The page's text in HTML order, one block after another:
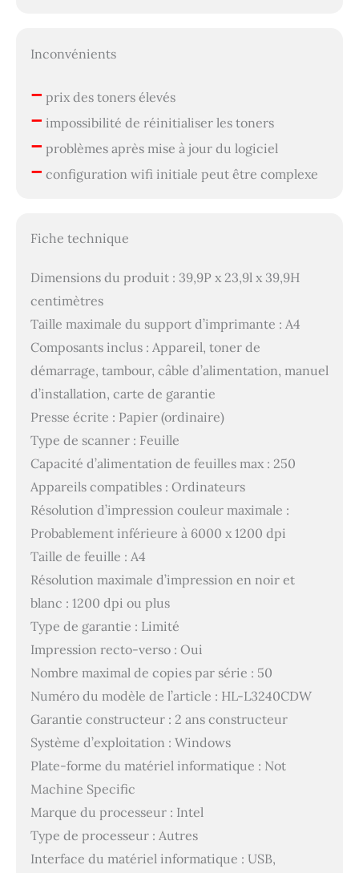
Inconvénients
– prix des toners élevés
– impossibilité de réinitialiser les toners
– problèmes après mise à jour du logiciel
– configuration wifi initiale peut être complexe
Fiche technique
Dimensions du produit : 39,9P x 23,9l x 39,9H
centimètres
Taille maximale du support d’imprimante : A4
Composants inclus : Appareil, toner de
démarrage, tambour, câble d’alimentation, manuel
d’installation, carte de garantie
Presse écrite : Papier (ordinaire)
Type de scanner : Feuille
Capacité d’alimentation de feuilles max : 250
Appareils compatibles : Ordinateurs
Résolution d’impression couleur maximale :
Probablement inférieure à 6000 x 1200 dpi
Taille de feuille : A4
Résolution maximale d’impression en noir et
blanc : 1200 dpi ou plus
Type de garantie : Limité
Impression recto-verso : Oui
Nombre maximal de copies par série : 50
Numéro du modèle de l’article : HL-L3240CDW
Garantie constructeur : 2 ans constructeur
Système d’exploitation : Windows
Plate-forme du matériel informatique : Not
Machine Specific
Marque du processeur : Intel
Type de processeur : Autres
Interface du matériel informatique : USB,